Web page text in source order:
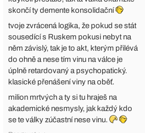
skončí ty demente konsolidační
tvoje zvrácená logika, že pokud se stát
sousedící s Ruskem pokusi nebyt na
něm závislý, tak je to akt, kterým přilévá
do ohně a nese tím vinu na válce je
úplně retardovaný a psychopatický.
klasické přenášení viny na oběť.
milion mrtvých a ty si tu hraješ na
akademické nesmysly, jak každý kdo
se te války zúčastní nese vinu.